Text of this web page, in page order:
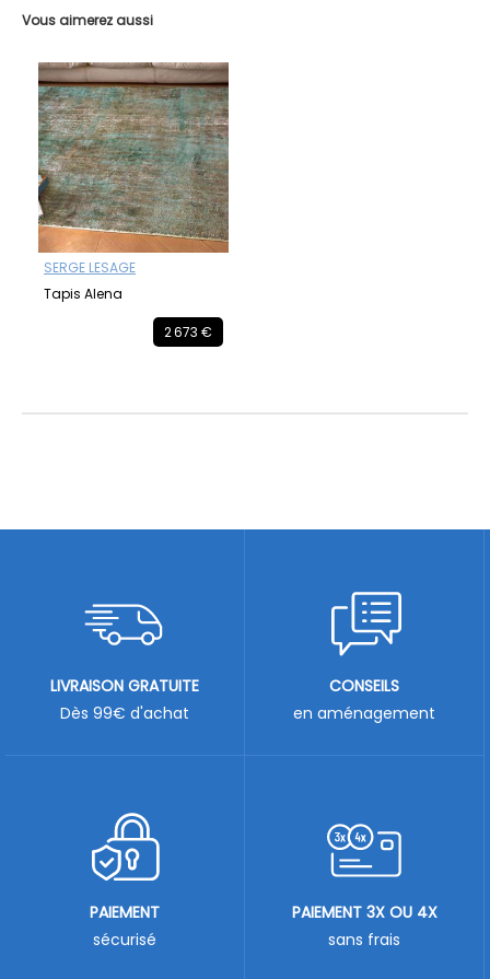
Vous aimerez aussi
SERGE LESAGE
Tapis Alena
2 673 €
LIVRAISON GRATUITE
Dès 99€ d'achat
CONSEILS
en aménagement
PAIEMENT
sécurisé
PAIEMENT 3X OU 4X
sans frais